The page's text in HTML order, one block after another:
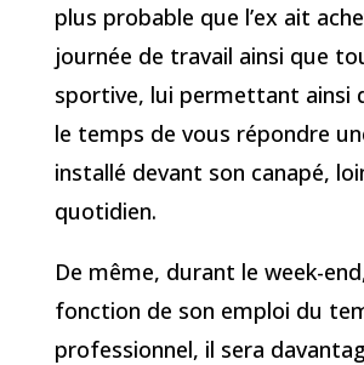
plus probable que l’ex ait
journée de travail ainsi que
sportive, lui permettant ainsi
le temps de vous répondre
installé devant son canapé,
quotidien.
De même, durant le week-
fonction de son emploi du
professionnel, il sera